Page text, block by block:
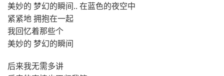
美妙的 梦幻的瞬间.. 在蓝色的夜空中
紧紧地 拥抱在一起
我回忆着那些个
美妙的 梦幻的瞬间
后来我无需多讲